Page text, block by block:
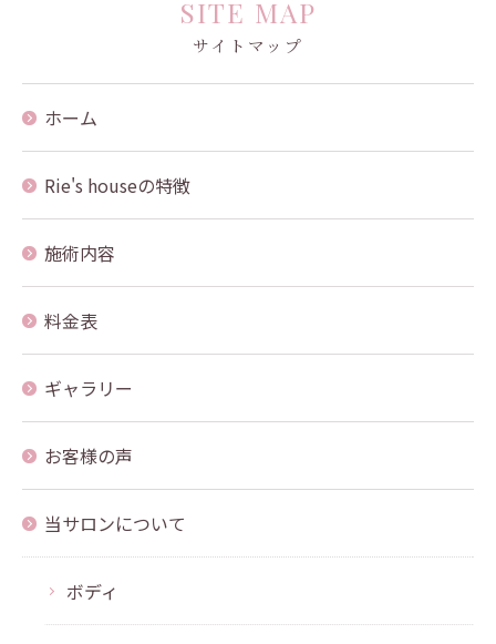
サイトマップ
SITE MAP
ホーム
Rie's houseの特徴
施術内容
料金表
ギャラリー
お客様の声
当サロンについて
ボディ